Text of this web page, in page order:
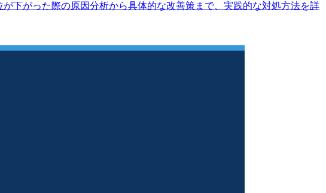
下がった際の原因分析から具体的な改善策まで、実践的な対処方法を詳